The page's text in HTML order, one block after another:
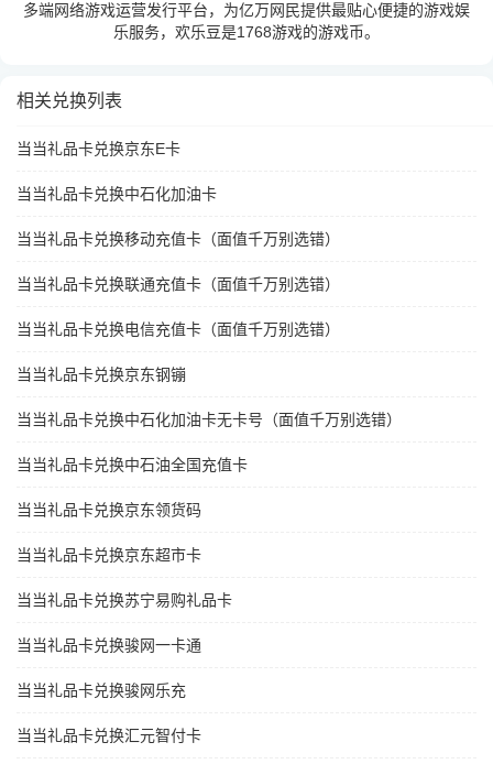
多端网络游戏运营发行平台，为亿万网民提供最贴心便捷的游戏娱
乐服务，欢乐豆是1768游戏的游戏币。
相关兑换列表
当当礼品卡兑换京东E卡
当当礼品卡兑换中石化加油卡
当当礼品卡兑换移动充值卡（面值千万别选错）
当当礼品卡兑换联通充值卡（面值千万别选错）
当当礼品卡兑换电信充值卡（面值千万别选错）
当当礼品卡兑换京东钢镚
当当礼品卡兑换中石化加油卡无卡号（面值千万别选错）
当当礼品卡兑换中石油全国充值卡
当当礼品卡兑换京东领货码
当当礼品卡兑换京东超市卡
当当礼品卡兑换苏宁易购礼品卡
当当礼品卡兑换骏网一卡通
当当礼品卡兑换骏网乐充
当当礼品卡兑换汇元智付卡